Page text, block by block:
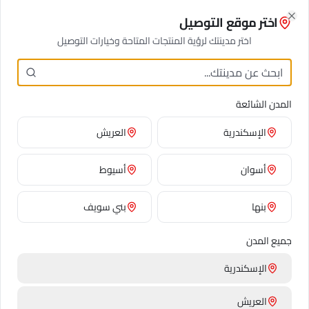
جاهز لطلب الورد في
الحواوي؟
انضم إلى مئات العملاء الراضين الذين يثقون بنا
لاحتياجات توصيل الورد في
عش الحواوي
خدمة موثوقة، وأسعار تنافسية مضمونة.
اختر موقع التوصيل
اختر مدينتك لرؤية المنتجات المتاحة وخيارات التوصيل
المدن الشائعة
الإسكندرية
العريش
أسوان أسيوط
بنها
بني سويف
جميع المدن
الإسكندرية
العريش
Close